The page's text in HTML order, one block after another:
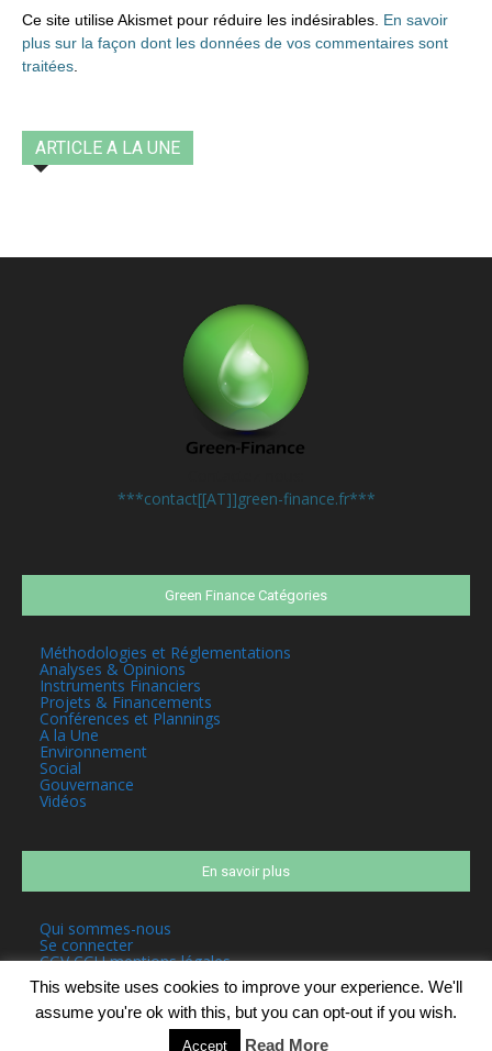
Ce site utilise Akismet pour réduire les indésirables. En savoir
plus sur la façon dont les données de vos commentaires sont
traitées
ARTICLE A LA UNE
***contact[[AT]]green-finance.fr***
Green Finance Catégories
Méthodologies et Réglementations
Analyses & Opinions
Instruments Financiers
Projets & Financements
Conférences et Plannings
A la Une
Environnement
Social
Gouvernance
Vidéos
En savoir plus
Qui sommes-nous
Se connecter
CGV CGU mentions légales
This website uses cookies to improve your experience. We'll
assume you're ok with this, but you can opt-out if you wish.
Accept Read More